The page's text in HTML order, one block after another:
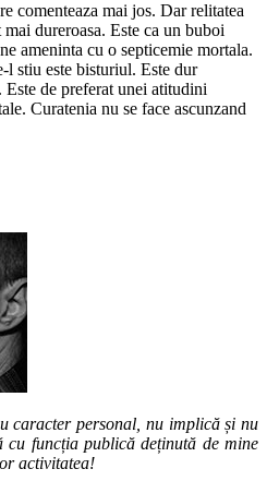
comenteaza mai jos. Dar relitatea
dureroasa. Este ca un buboi
ameninta cu o septicemie mortala.
l stiu este bisturiul. Este dur
de preferat unei atitudini
Curatenia nu se face ascunzand
caracter personal, nu implică și nu
funcția publică deținută de mine
activitatea!